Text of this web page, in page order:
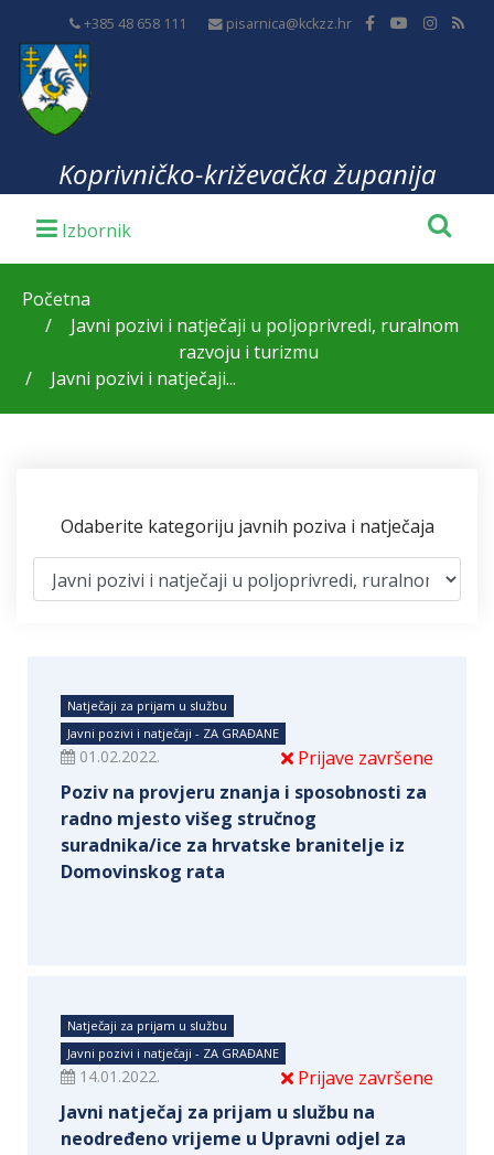
+385 48 658 111 pisarnica@kckzz.hr
Koprivničko-križevačka županija
Početna
Javni pozivi i natječaji u poljoprivredi, ruralnom
razvoju i turizmu
Javni pozivi i natječaji...
Odaberite kategoriju javnih poziva i natječaja
Natječaji za prijam u službu
Javni pozivi i natječaji - ZA GRAĐANE
Prijave završene
01.02.2022.
Poziv na provjeru znanja i sposobnosti za
radno mjesto višeg stručnog
suradnika/ice za hrvatske branitelje iz
Domovinskog rata
Natječaji za prijam u službu
Javni pozivi i natječaji - ZA GRAĐANE
Prijave završene
14.01.2022.
Javni natječaj za prijam u službu na
neodređeno vrijeme u Upravni odjel za